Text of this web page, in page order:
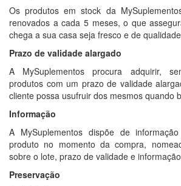
Os produtos em stock da
renovados a cada 5 meses, o que
chega a sua casa seja fresco e de
Prazo de validade alargado
A MySuplementos procura adquirir,
produtos com um prazo de validade
cliente possa usufruir dos mesmos quando
Informação
A MySuplementos dispõe de
produto no momento da compra,
sobre o lote, prazo de validade e
Preservação